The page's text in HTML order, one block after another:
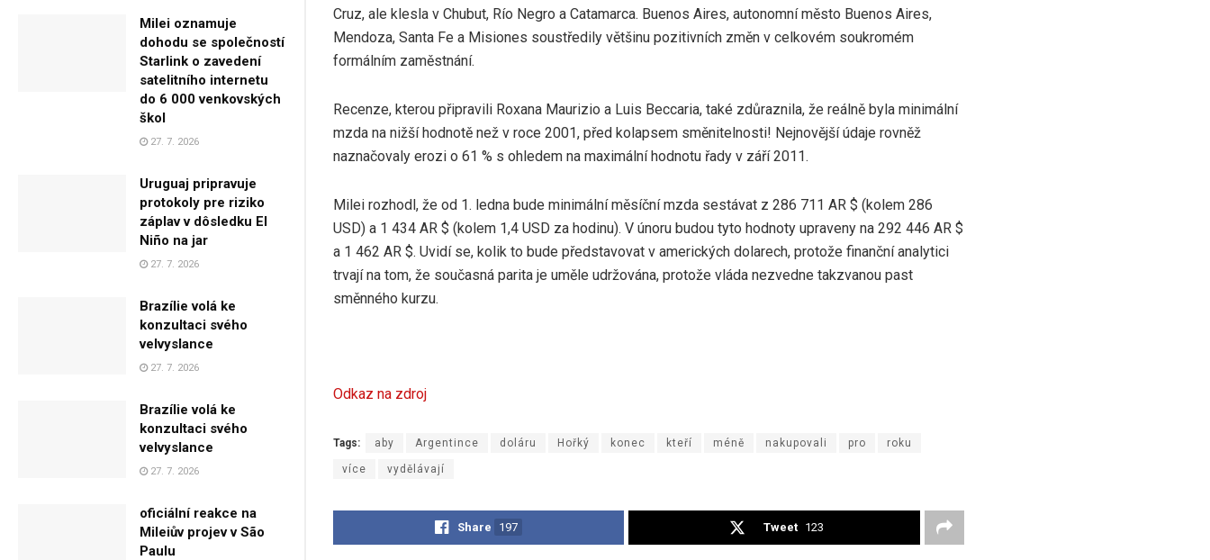
Milei oznamuje
dohodu se společností
Starlink o zavedení
satelitního internetu
do 6 000 venkovských
škol
27. 7. 2026
Uruguaj pripravuje
protokoly pre riziko
záplav v dôsledku El
Niño na jar
27. 7. 2026
Brazílie volá ke
konzultaci svého
velvyslance
27. 7. 2026
Brazílie volá ke
konzultaci svého
velvyslance
27. 7. 2026
oficiální reakce na
Mileiův projev v São
Paulu
Cruz, ale klesla v Chubut, Río Negro a Catamarca. Buenos Aires, autonomní město Buenos Aires,
Mendoza, Santa Fe a Misiones soustředily většinu pozitivních změn v celkovém soukromém
formálním zaměstnání.
Recenze, kterou připravili Roxana Maurizio a Luis Beccaria, také zdůraznila, že reálně byla minimální
mzda na nižší hodnotě než v roce 2001, před kolapsem směnitelnosti! Nejnovější údaje rovněž
naznačovaly erozi o 61 % s ohledem na maximální hodnotu řady v září 2011.
Milei rozhodl, že od 1. ledna bude minimální měsíční mzda sestávat z 286 711 AR $ (kolem 286
USD) a 1 434 AR $ (kolem 1,4 USD za hodinu). V únoru budou tyto hodnoty upraveny na 292 446 AR $
a 1 462 AR $. Uvidí se, kolik to bude představovat v amerických dolarech, protože finanční analytici
trvají na tom, že současná parita je uměle udržována, protože vláda nezvedne takzvanou past
směnného kurzu.
Odkaz na zdroj
Tags: aby Argentince doláru Hořký konec kteří méně nakupovali pro roku
více vydělávají
Share 197 Tweet 123